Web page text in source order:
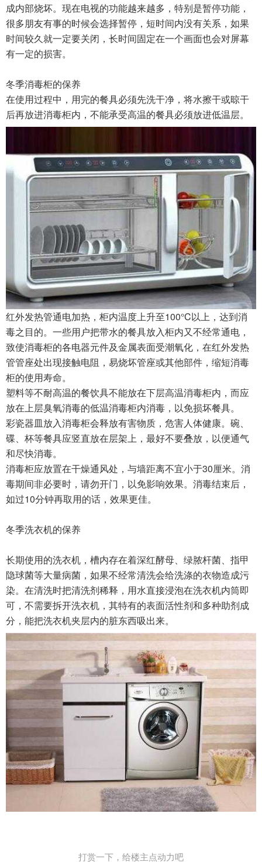
成内部烧坏。现在电视的功能越来越多，特别是暂停功能，
很多朋友有事的时候会选择暂停，短时间内没有关系，如果
时间较久就一定要关闭，长时间固定在一个画面也会对屏幕
有一定的损害。
冬季消毒柜的保养
在使用过程中，用完的餐具必须先洗干净，将水擦干或晾干
后再放进消毒柜内，不能承受高温的餐具必须放进低温层。
红外发热管通电加热，柜内温度上升至100°C以上，达到消
毒之目的。一些用户把带水的餐具放入柜内又不经常通电，
致使消毒柜的各电器元件及金属表面受潮氧化，在红外发热
管管座处出现接触电阻，易烧坏管座或其他部件，缩短消毒
柜的使用寿命。
塑料等不耐高温的餐饮具不能放在下层高温消毒柜内，而应
放在上层臭氧消毒的低温消毒柜内消毒，以免损坏餐具。
彩瓷器皿放入消毒柜会释放有害物质，危害人体健康。碗、
碟、杯等餐具应竖直放在层架上，最好不要叠放，以便通气
和尽快消毒。
消毒柜应放置在干燥通风处，与墙距离不宜小于30厘米。消
毒期间非必要时，请勿开门，以免影响效果。消毒结束后，
如过10分钟再取用的话，效果更佳。
冬季洗衣机的保养
长期使用的洗衣机，槽内存在着深红酵母、绿脓杆菌、指甲
隐球菌等大量病菌，如果不经常清洗会给洗涤的衣物造成污
染。在清洗时把清洗剂稀释，用水直接浸泡在洗衣机内筒即
可，不需要拆开洗衣机，其特有的表面活性剂和多种助剂成
分，能把洗衣机夹层内的脏东西吸出来。
打赏一下，给楼主点动力吧